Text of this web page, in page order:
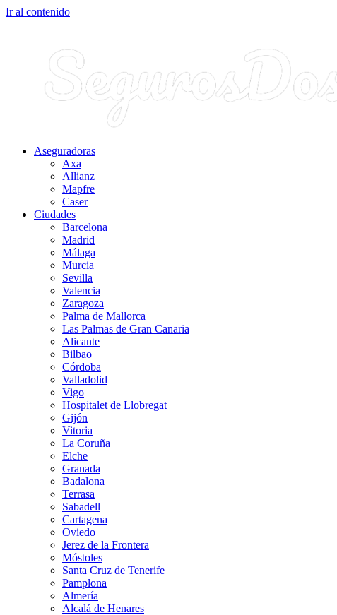
Ir al contenido
Aseguradoras
Axa
Allianz
Mapfre
Caser
Ciudades
Barcelona
Madrid
Málaga
Murcia
Sevilla
Valencia
Zaragoza
Palma de Mallorca
Las Palmas de Gran Canaria
Alicante
Bilbao
Córdoba
Valladolid
Vigo
Hospitalet de Llobregat
Gijón
Vitoria
La Coruña
Elche
Granada
Badalona
Terrasa
Sabadell
Cartagena
Oviedo
Jerez de la Frontera
Móstoles
Santa Cruz de Tenerife
Pamplona
Almería
Alcalá de Henares